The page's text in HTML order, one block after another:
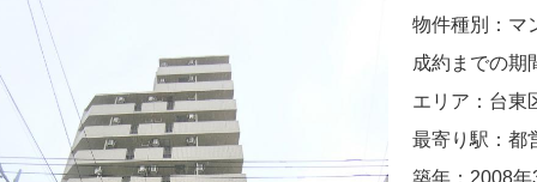
物件種別：マ
成約までの期
エリア：台東
最寄り駅：都
築年：2008年